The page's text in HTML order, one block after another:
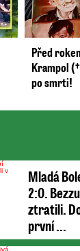
Před
Krampol
po smrti!
Mladá
2:0.
ztratili.
první ...